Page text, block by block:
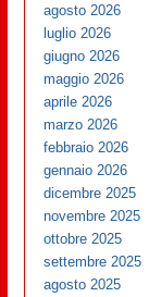
agosto 2026
luglio 2026
giugno 2026
maggio 2026
aprile 2026
marzo 2026
febbraio 2026
gennaio 2026
dicembre 2025
novembre 2025
ottobre 2025
settembre 2025
agosto 2025